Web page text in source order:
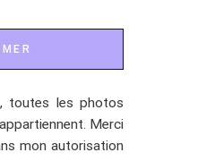
toutes les photos
Merci
mon autorisation